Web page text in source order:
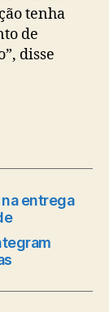
tenha
de
disse
entrega